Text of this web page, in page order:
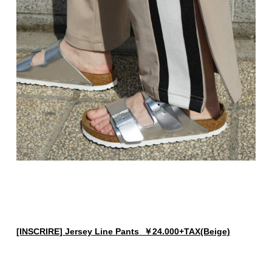
[INSCRIRE] Jersey Line Pants ￥24.000+TAX(Beige)